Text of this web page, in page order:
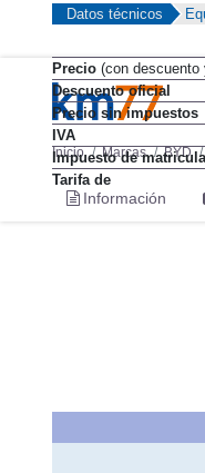
Inicio Marcas BYD
Información
Datos técnicos
Precio (con descuento
Descuento oficial
Precio sin impuestos
IVA
Impuesto de
Tarifa de